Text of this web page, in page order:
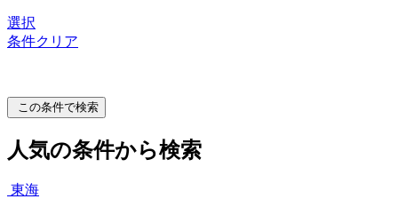
選択
条件クリア
この条件で検索
人気の条件から検索
東海